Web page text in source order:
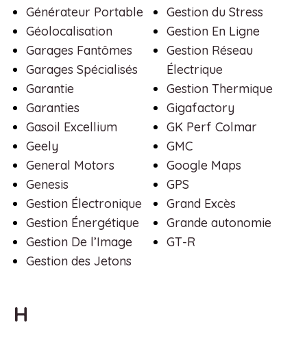
Générateur Portable
Géolocalisation
Garages Fantômes
Garages Spécialisés
Garantie
Garanties
Gasoil Excellium
Geely
General Motors
Genesis
Gestion Électronique
Gestion Énergétique
Gestion De l’Image
Gestion des Jetons
Gestion du Stress
Gestion En Ligne
Gestion Réseau
Électrique
Gestion Thermique
Gigafactory
GK Perf Colmar
GMC
Google Maps
GPS
Grand Excès
Grande autonomie
GT-R
H